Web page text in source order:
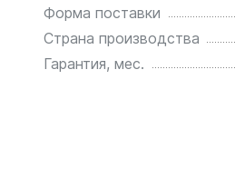
Форма поставки
Страна производства
Гарантия, мес.